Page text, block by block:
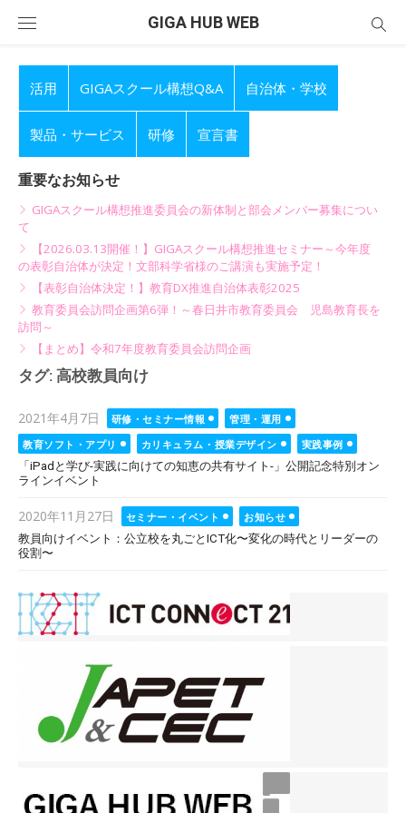
GIGA HUB WEB
活用 GIGAスクール構想Q&A 自治体・学校
製品・サービス 研修 宣言書
重要なお知らせ
GIGAスクール構想推進委員会の新体制と部会メンバー募集につい
て
【2026.03.13開催！】GIGAスクール構想推進セミナー～今年度
の表彰自治体が決定！文部科学省様のご講演も実施予定！
【表彰自治体決定！】教育DX推進自治体表彰2025
教育委員会訪問企画第6弾！～春日井市教育委員会 児島教育長を
訪問～
【まとめ】令和7年度教育委員会訪問企画
タグ: 高校教員向け
Posted
on
2021年4月7日 研修・セミナー情報
管理・運用
教育ソフト・アプリ
カリキュラム・授業デザイン
実践事例
「iPadと学び-実践に向けての知恵の共有サイト-」公開記念特別オン
ラインイベント
Posted
on
2020年11月27日 セミナー・イベント
お知らせ
教員向けイベント：公立校を丸ごとICT化〜変化の時代とリーダーの
役割〜